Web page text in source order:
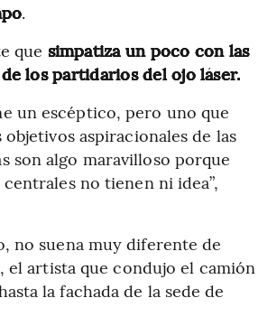
.
que simpatiza un poco con las
los partidarios del ojo láser.
un escéptico, pero uno que
objetivos aspiracionales de las
son algo maravilloso porque
no tienen ni idea”,
no suena muy diferente de
artista que condujo el camión
la fachada de la sede de